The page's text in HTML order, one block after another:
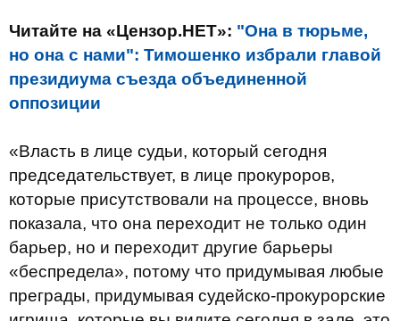
Читайте на «Цензор.НЕТ»: "Она в тюрьме,
но она с нами": Тимошенко избрали главой
президиума съезда объединенной
оппозиции
«Власть в лице судьи, который сегодня
председательствует, в лице прокуроров,
которые присутствовали на процессе, вновь
показала, что она переходит не только один
барьер, но и переходит другие барьеры
«беспредела», потому что придумывая любые
преграды, придумывая судейско-прокурорские